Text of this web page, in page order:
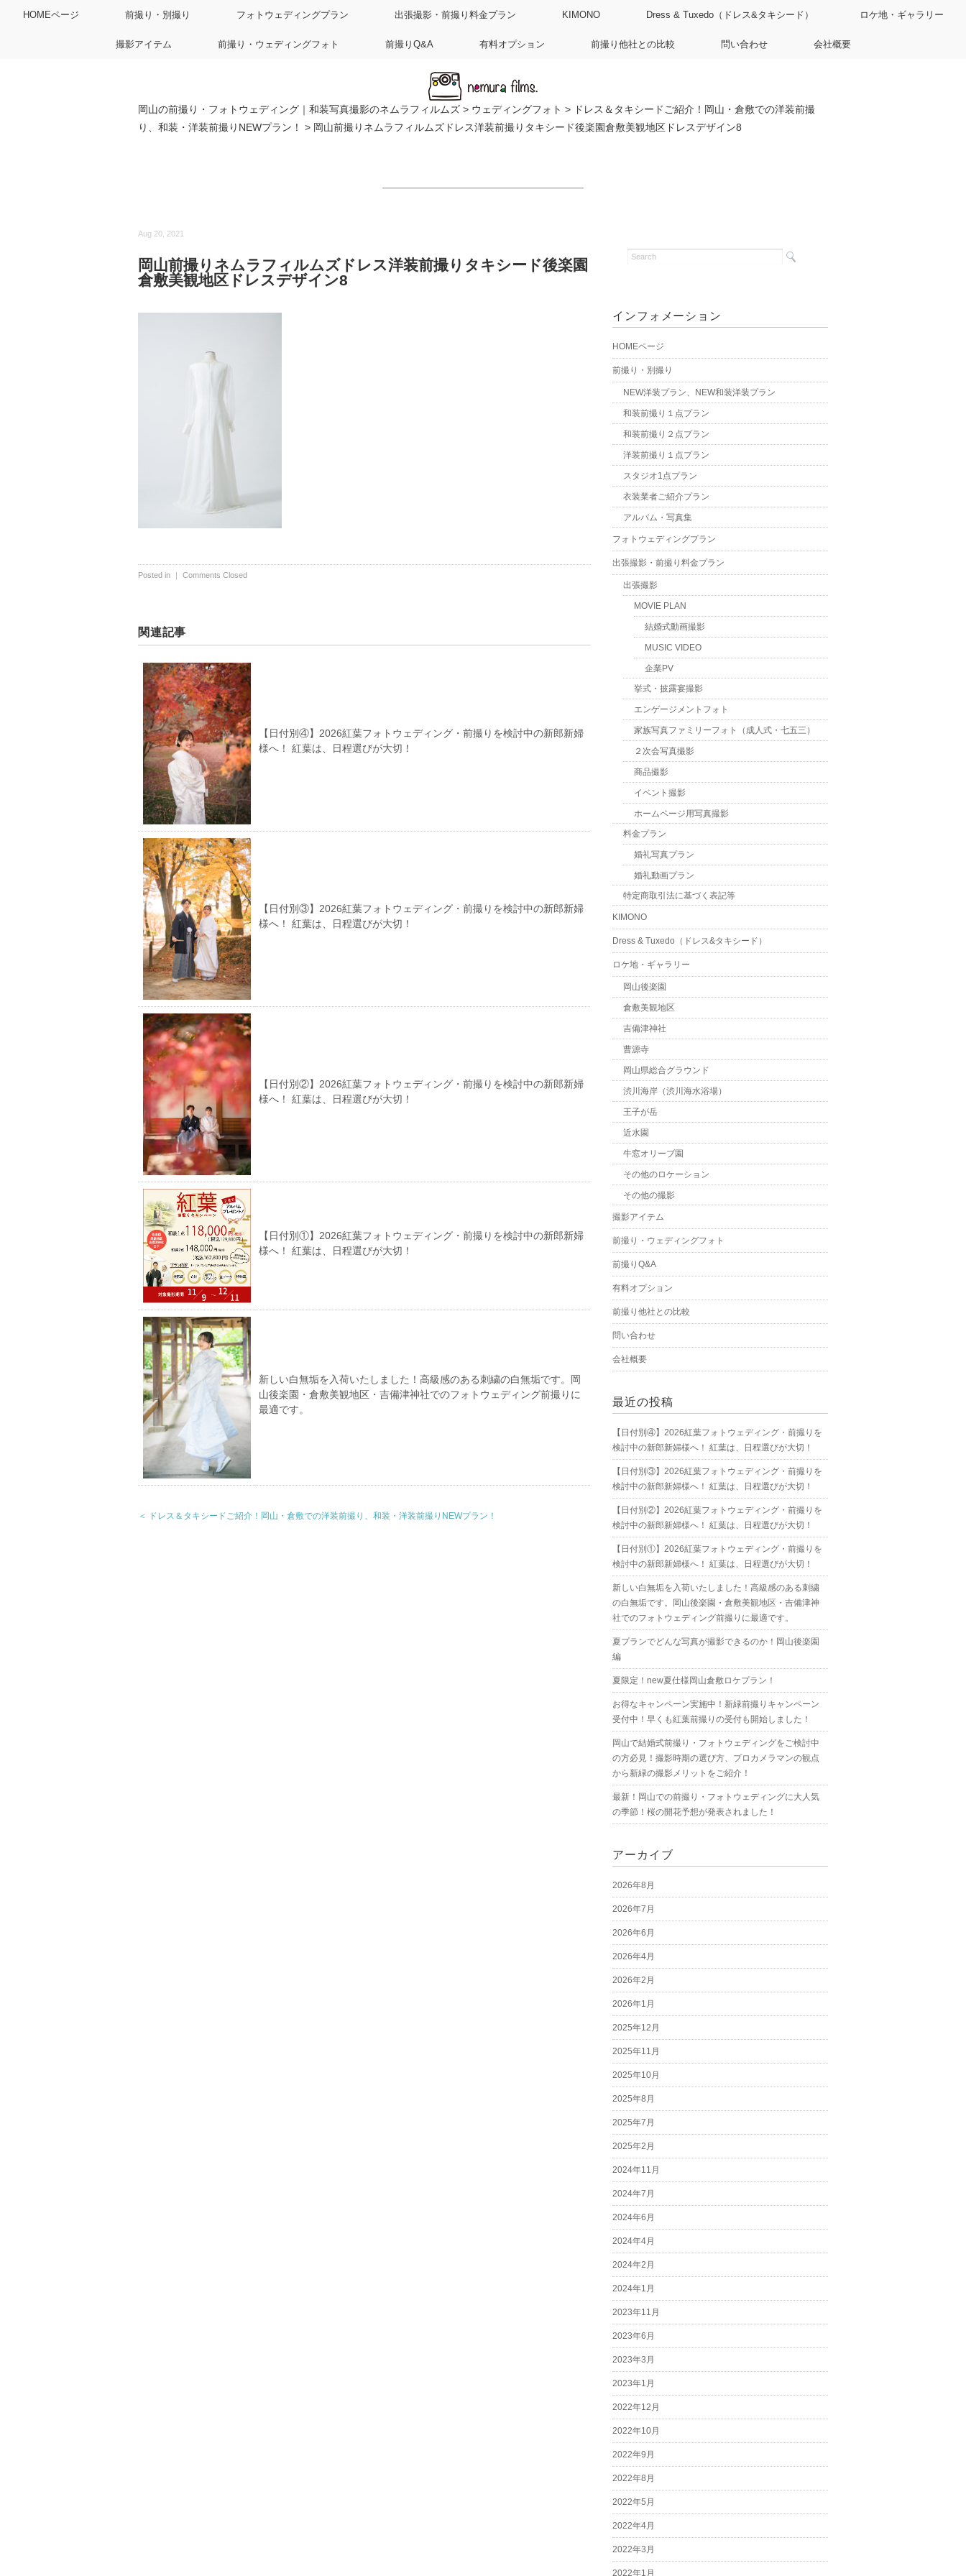
HOMEページ 前撮り・別撮り フォトウェディングプラン 出張撮影・前撮り料金プラン KIMONO Dress & Tuxedo（ドレス&タキシード） ロケ地・ギャラリー
撮影アイテム 前撮り・ウェディングフォト 前撮りQ&A 有料オプション 前撮り他社との比較 問い合わせ 会社概要
岡山の前撮り・フォトウェディング｜和装写真撮影のネムラフィルムズ > ウェディングフォト > ドレス＆タキシードご紹介！岡山・倉敷での洋装前撮
り、和装・洋装前撮りNEWプラン！
> 岡山前撮りネムラフィルムズドレス洋装前撮りタキシード後楽園倉敷美観地区ドレスデザイン8
Aug 20, 2021
岡山前撮りネムラフィルムズドレス洋装前撮りタキシード後楽園
倉敷美観地区ドレスデザイン8
Posted in ｜ Comments Closed
関連記事
【日付別④】2026紅葉フォトウェディング・前撮りを検討中の新郎新婦
様へ！ 紅葉は、日程選びが大切！
【日付別③】2026紅葉フォトウェディング・前撮りを検討中の新郎新婦
様へ！ 紅葉は、日程選びが大切！
【日付別②】2026紅葉フォトウェディング・前撮りを検討中の新郎新婦
様へ！ 紅葉は、日程選びが大切！
【日付別①】2026紅葉フォトウェディング・前撮りを検討中の新郎新婦
様へ！ 紅葉は、日程選びが大切！
新しい白無垢を入荷いたしました！高級感のある刺繍の白無垢です。岡
山後楽園・倉敷美観地区・吉備津神社でのフォトウェディング前撮りに
最適です。
＜ ドレス＆タキシードご紹介！岡山・倉敷での洋装前撮り、和装・洋装前撮りNEWプラン！
インフォメーション
HOMEページ
前撮り・別撮り
NEW洋装プラン、NEW和装洋装プラン
和装前撮り１点プラン
和装前撮り２点プラン
洋装前撮り１点プラン
スタジオ1点プラン
衣装業者ご紹介プラン
アルバム・写真集
フォトウェディングプラン
出張撮影・前撮り料金プラン
出張撮影
MOVIE PLAN
結婚式動画撮影
MUSIC VIDEO
企業PV
挙式・披露宴撮影
エンゲージメントフォト
家族写真ファミリーフォト（成人式・七五三）
２次会写真撮影
商品撮影
イベント撮影
ホームページ用写真撮影
料金プラン
婚礼写真プラン
婚礼動画プラン
特定商取引法に基づく表記等
KIMONO
Dress & Tuxedo（ドレス&タキシード）
ロケ地・ギャラリー
岡山後楽園
倉敷美観地区
吉備津神社
曹源寺
岡山県総合グラウンド
渋川海岸（渋川海水浴場）
王子が岳
近水園
牛窓オリーブ園
その他のロケーション
その他の撮影
撮影アイテム
前撮り・ウェディングフォト
前撮りQ&A
有料オプション
前撮り他社との比較
問い合わせ
会社概要
最近の投稿
【日付別④】2026紅葉フォトウェディング・前撮りを
検討中の新郎新婦様へ！ 紅葉は、日程選びが大切！
【日付別③】2026紅葉フォトウェディング・前撮りを
検討中の新郎新婦様へ！ 紅葉は、日程選びが大切！
【日付別②】2026紅葉フォトウェディング・前撮りを
検討中の新郎新婦様へ！ 紅葉は、日程選びが大切！
【日付別①】2026紅葉フォトウェディング・前撮りを
検討中の新郎新婦様へ！ 紅葉は、日程選びが大切！
新しい白無垢を入荷いたしました！高級感のある刺繍
の白無垢です。岡山後楽園・倉敷美観地区・吉備津神
社でのフォトウェディング前撮りに最適です。
夏プランでどんな写真が撮影できるのか！岡山後楽園
編
夏限定！new夏仕様岡山倉敷ロケプラン！
お得なキャンペーン実施中！新緑前撮りキャンペーン
受付中！早くも紅葉前撮りの受付も開始しました！
岡山で結婚式前撮り・フォトウェディングをご検討中
の方必見！撮影時期の選び方、プロカメラマンの観点
から新緑の撮影メリットをご紹介！
最新！岡山での前撮り・フォトウェディングに大人気
の季節！桜の開花予想が発表されました！
アーカイブ
2026年8月
2026年7月
2026年6月
2026年4月
2026年2月
2026年1月
2025年12月
2025年11月
2025年10月
2025年8月
2025年7月
2025年2月
2024年11月
2024年7月
2024年6月
2024年4月
2024年2月
2024年1月
2023年11月
2023年6月
2023年3月
2023年1月
2022年12月
2022年10月
2022年9月
2022年8月
2022年5月
2022年4月
2022年3月
2022年1月